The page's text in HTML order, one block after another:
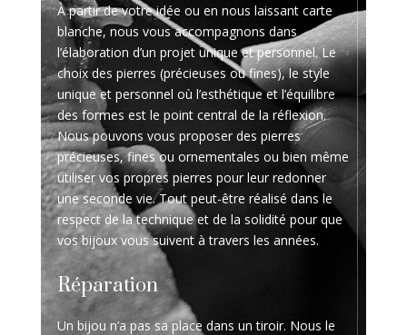
À partir de votre idée ou en nous laissant carte
blanche, nous vous accompagnons dans
l’élaboration d’un projet unique et personnel. Le
choix des pierres (précieuses ou fines), le style
unique et personnel où l’esthétique et l’équilibre
des formes est le point central de la réflexion.
Nous pouvons vous proposer des pierres
précieuses, fines ou ornementales ou bien même
utiliser vos propres pierres pour leur redonner
une seconde vie. Tout peut-être réalisé dans le
respect de la technique et de la solidité pour que
vos bijoux vous suivent à travers les années.
Réparation
Un bijou n’a pas sa place dans un tiroir. Nous le